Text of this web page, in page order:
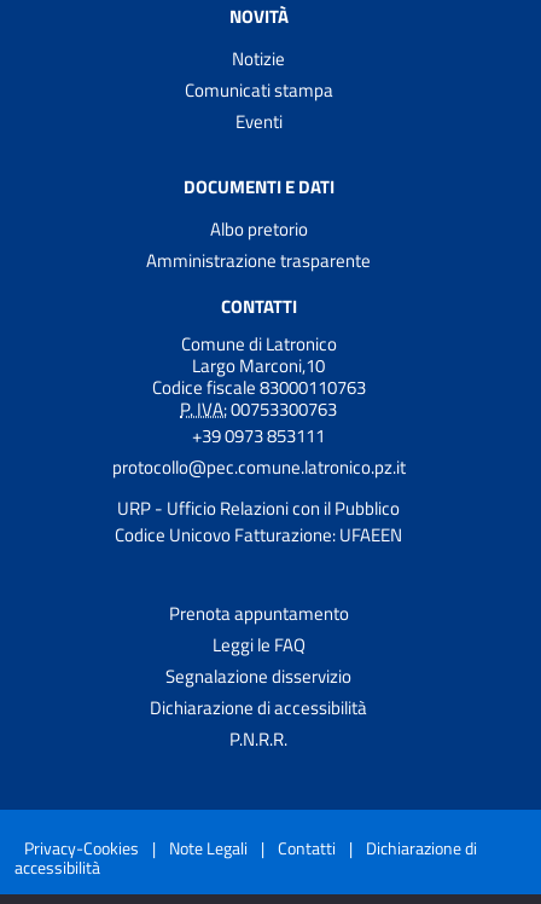
NOVITÀ
Notizie
Comunicati stampa
Eventi
DOCUMENTI E DATI
Albo pretorio
Amministrazione trasparente
CONTATTI
Comune di Latronico
Largo Marconi,10
Codice fiscale 83000110763
P. IVA:00753300763
+39 0973 853111
protocollo@pec.comune.latronico.pz.it
URP - Ufficio Relazioni con il Pubblico
Codice Unicovo Fatturazione: UFAEEN
Prenota appuntamento
Leggi le FAQ
Segnalazione disservizio
Dichiarazione di accessibilità
P.N.R.R.
Privacy-Cookies | Note Legali | Contatti | Dichiarazione di
accessibilità